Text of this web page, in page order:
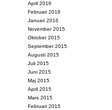
April 2016
Februari 2016
Januari 2016
November 2015
Oktober 2015
September 2015
Augusti 2015
Juli 2015
Juni 2015
Maj 2015
April 2015
Mars 2015
Februari 2015